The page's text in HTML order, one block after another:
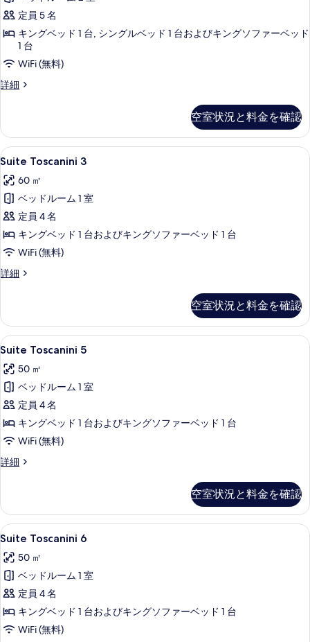
を
表
す
る
細
Fatebenefratelli
30
の
す
の
写
真
を
表
示
す
定員 5 名
キングベッド 1 台, シングルベッド 1 台およびキングソファーベッド
1 台
WiFi (無料)
詳細
Suite
Fatebenefratelli
30
)
詳
細
空室状況と料金を確認
Suite
Toscanini
3
の
す
べ
て
の
を
表
示
す
る
Suite Toscanini 3 | リビング エリア |
6
Suite Toscanini 3
60 ㎡
ベッドルーム 1 室
定員 4 名
キングベッド 1 台およびキングソファーベッド 1 台
WiFi (無料)
詳細
Suite
詳
細
空室状況と料金を確認
Suite
Toscanini
5
の
す
べ
て
の
を
表
示
す
る
Suite Toscanini 5 | リビング エリア |
6
Suite Toscanini 5
50 ㎡
ベッドルーム 1 室
定員 4 名
キングベッド 1 台およびキングソファーベッド 1 台
WiFi (無料)
詳細
Suite
詳
細
空室状況と料金を確認
Suite
Toscanini
6
の
す
べ
て
Suite Toscanini 6 | リビング エリア |
6
Suite Toscanini 6
50 ㎡
ベッドルーム 1 室
定員 4 名
キングベッド 1 台およびキングソファーベッド 1 台
WiFi (無料)